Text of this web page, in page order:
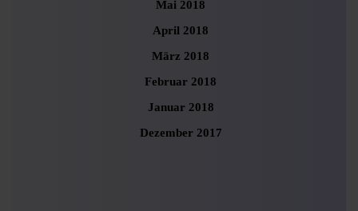
Mai 2018
April 2018
März 2018
Februar 2018
Januar 2018
Dezember 2017